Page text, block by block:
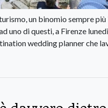
un binomio sempre più
uno di questi, a Firenze
wedding planner che